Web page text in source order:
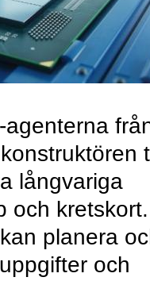
agenterna
långvariga
och kretskort.
planera
och